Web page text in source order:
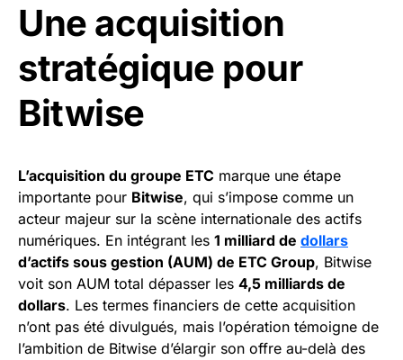
Une acquisition
stratégique pour
Bitwise
L’acquisition du groupe ETC marque une étape
importante pour Bitwise, qui s’impose comme un
acteur majeur sur la scène internationale des actifs
numériques. En intégrant les 1 milliard de dollars
d’actifs sous gestion (AUM) de ETC Group, Bitwise
voit son AUM total dépasser les 4,5 milliards de
dollars. Les termes financiers de cette acquisition
n’ont pas été divulgués, mais l’opération témoigne de
l’ambition de Bitwise d’élargir son offre au-delà des